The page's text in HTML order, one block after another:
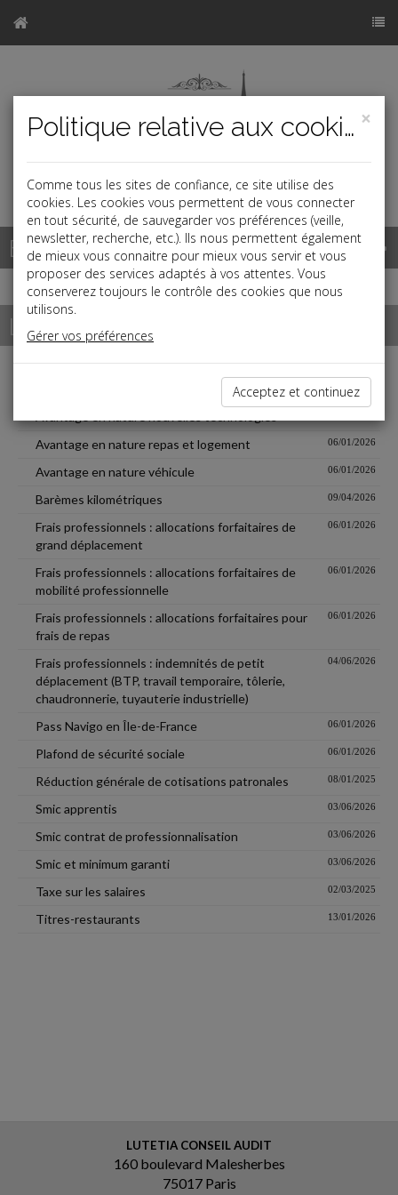
Base documentaire
La paye
Avantage en nature repas et logement 06/01/2026
Avantage en nature véhicule 06/01/2026
Barèmes kilométriques 09/04/2026
Frais professionnels : allocations forfaitaires de
grand déplacement
06/01/2026
Frais professionnels : allocations forfaitaires de
mobilité professionnelle
06/01/2026
Frais professionnels : allocations forfaitaires pour
frais de repas
06/01/2026
Frais professionnels : indemnités de petit
déplacement (BTP, travail temporaire, tôlerie,
chaudronnerie, tuyauterie industrielle)
04/06/2026
Pass Navigo en Île-de-France 06/01/2026
Plafond de sécurité sociale 06/01/2026
Réduction générale de cotisations patronales 08/01/2025
Smic apprentis 03/06/2026
Smic contrat de professionnalisation 03/06/2026
Smic et minimum garanti 03/06/2026
Taxe sur les salaires 02/03/2025
Titres-restaurants 13/01/2026
LUTETIA CONSEIL AUDIT
160 boulevard Malesherbes
75017 Paris
×
Politique relative aux cookies
Comme tous les sites de confiance, ce site utilise des
cookies. Les cookies vous permettent de vous connecter
en tout sécurité, de sauvegarder vos préférences (veille,
newsletter, recherche, etc.). Ils nous permettent également
de mieux vous connaitre pour mieux vous servir et vous
proposer des services adaptés à vos attentes. Vous
conserverez toujours le contrôle des cookies que nous
utilisons.
Gérer vos préférences
Acceptez et continuez